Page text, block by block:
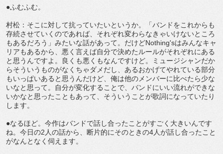
●ふむふむ。
村松：そこに対して抗っていたいというか。「バンドをこれからも
存続させていくのであれば、それぞれ変わらなきゃいけないところ
もあるだろう」みたいな話があって。だけどNothing'sはみんなキャ
リアもあるから、悪く言えば自分で決めたルールがそれぞれにある
と思うんですよ。良くも悪くもなんですけど。ミュージシャンだか
らそういうものがなくちゃダメだし、あるおかげてやれている部分
もいっぱいあると思うんだけど、俺は他のメンバーに比べたら少な
いなと思って。自分が変化することで、バンドにいい流れができな
いかなと思ったこともあって、そういうことが歌詞になっていたり
します。
●なるほど。今作はバンドで話し合ったことがすごく大きいんです
ね。今日の2人の話から、断片的にそのときの4人が話し合ったこと
がなんとなく伺えます。